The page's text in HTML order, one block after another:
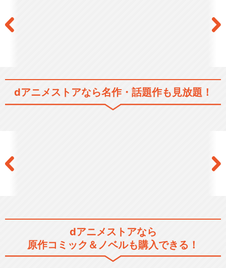
dアニメストアなら名作・話題作も見放題！
dアニメストアなら
原作コミック＆ノベルも購入できる！